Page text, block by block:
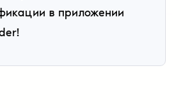
в приложении